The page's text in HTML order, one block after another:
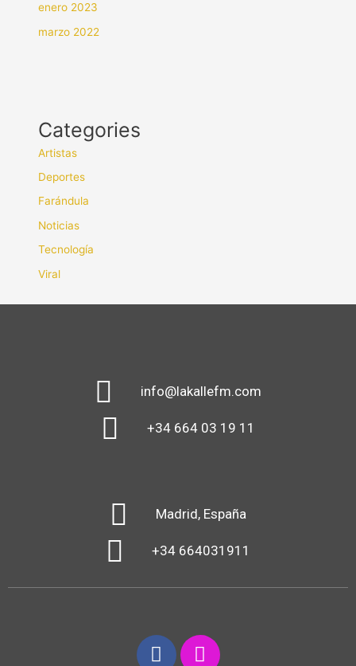
enero 2023
marzo 2022
Categories
Artistas
Deportes
Farándula
Noticias
Tecnología
Viral
info@lakallefm.com
+34 664 03 19 11
Madrid, España
+34 664031911